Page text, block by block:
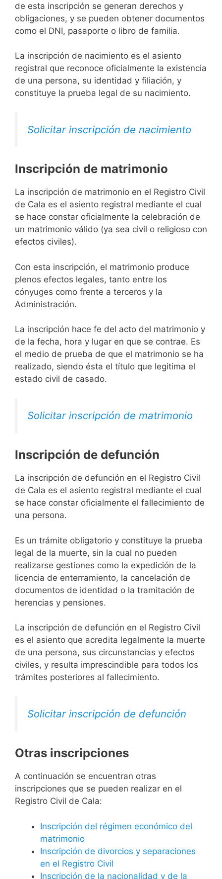
de esta inscripción se generan derechos y
obligaciones, y se pueden obtener documentos
como el DNI, pasaporte o libro de familia.
La inscripción de nacimiento es el asiento
registral que reconoce oficialmente la existencia
de una persona, su identidad y filiación, y
constituye la prueba legal de su nacimiento.
Solicitar inscripción de nacimiento
Inscripción de matrimonio
La inscripción de matrimonio en el Registro Civil
de Cala es el asiento registral mediante el cual
se hace constar oficialmente la celebración de
un matrimonio válido (ya sea civil o religioso con
efectos civiles).
Con esta inscripción, el matrimonio produce
plenos efectos legales, tanto entre los
cónyuges como frente a terceros y la
Administración.
La inscripción hace fe del acto del matrimonio y
de la fecha, hora y lugar en que se contrae. Es
el medio de prueba de que el matrimonio se ha
realizado, siendo ésta el título que legitima el
estado civil de casado.
Solicitar inscripción de matrimonio
Inscripción de defunción
La inscripción de defunción en el Registro Civil
de Cala es el asiento registral mediante el cual
se hace constar oficialmente el fallecimiento de
una persona.
Es un trámite obligatorio y constituye la prueba
legal de la muerte, sin la cual no pueden
realizarse gestiones como la expedición de la
licencia de enterramiento, la cancelación de
documentos de identidad o la tramitación de
herencias y pensiones.
La inscripción de defunción en el Registro Civil
es el asiento que acredita legalmente la muerte
de una persona, sus circunstancias y efectos
civiles, y resulta imprescindible para todos los
trámites posteriores al fallecimiento.
Solicitar inscripción de defunción
Otras inscripciones
A continuación se encuentran otras
inscripciones que se pueden realizar en el
Registro Civil de Cala:
Inscripción del régimen económico del
matrimonio
Inscripción de divorcios y separaciones
en el Registro Civil
Inscripción de la nacionalidad y de la